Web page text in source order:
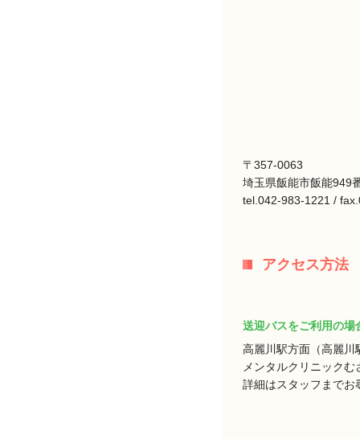
〒357-0063
埼玉県飯能市飯能949
tel.042-983-1221 /
アクセス方法
送迎バスをご利用の場
高麗川駅方面（高麗川
メンタルクリニック
詳細はスタッフまでお